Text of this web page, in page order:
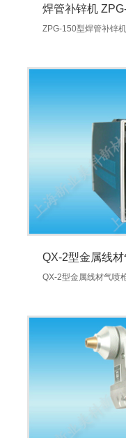
焊管补锌机
ZPG-150型焊管补锌
QX-2型金属线材
QX-2型金属线材气喷